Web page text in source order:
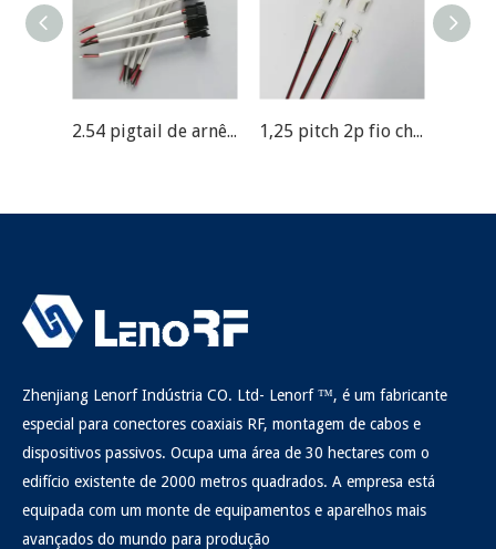
2.54 pigtail de arnês de fio de pitch 1,25 pitch 2p fio chicote
Zhenjiang Lenorf Indústria CO. Ltd- Lenorf ™, é um fabricante
especial para conectores coaxiais RF, montagem de cabos e
dispositivos passivos. Ocupa uma área de 30 hectares com o
edifício existente de 2000 metros quadrados. A empresa está
equipada com um monte de equipamentos e aparelhos mais
avançados do mundo para produção